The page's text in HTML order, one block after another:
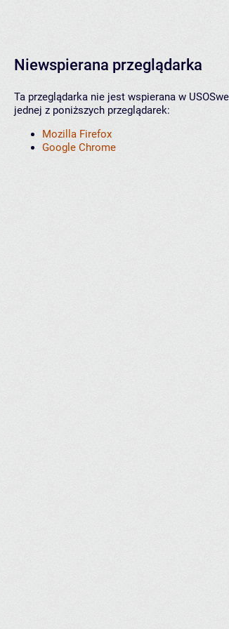
Niewspierana przeglądarka
Ta przeglądarka nie jest wspierana w
jednej z poniższych przeglądarek:
Mozilla Firefox
Google Chrome